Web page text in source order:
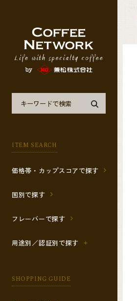
ITEM SEARCH
価格帯・カップスコアで探す
国別で探す
フレーバーで探す
用途別／認証別で探す
SHOPPING GUIDE